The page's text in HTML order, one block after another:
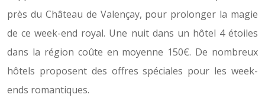
près du Château de Valençay, pour prolonger la magie
de ce week-end royal. Une nuit dans un hôtel 4 étoiles
dans la région coûte en moyenne 150€. De nombreux
hôtels proposent des offres spéciales pour les week-
ends romantiques.